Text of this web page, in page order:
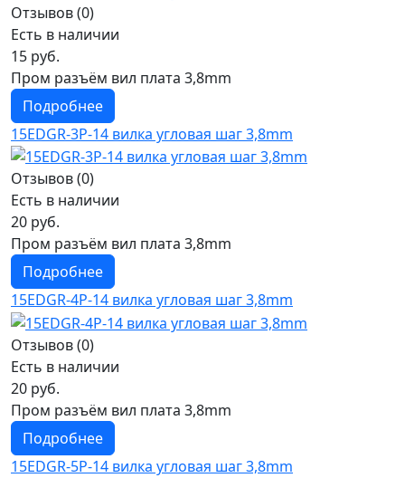
Отзывов (0)
Есть в наличии
15 руб.
Пром разъём вил плата 3,8mm
Подробнее
15EDGR-3P-14 вилка угловая шаг 3,8mm
Отзывов (0)
Есть в наличии
20 руб.
Пром разъём вил плата 3,8mm
Подробнее
15EDGR-4P-14 вилка угловая шаг 3,8mm
Отзывов (0)
Есть в наличии
20 руб.
Пром разъём вил плата 3,8mm
Подробнее
15EDGR-5P-14 вилка угловая шаг 3,8mm